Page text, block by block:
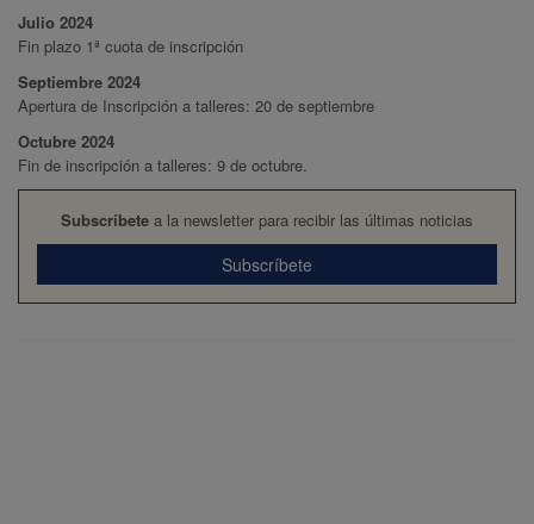
Julio 2024
Fin plazo 1ª cuota de inscripción
Septiembre 2024
Apertura de Inscripción a talleres: 20 de septiembre
Octubre 2024
Fin de inscripción a talleres: 9 de octubre.
Subscríbete a la newsletter para recibir las últimas noticias
Subscríbete